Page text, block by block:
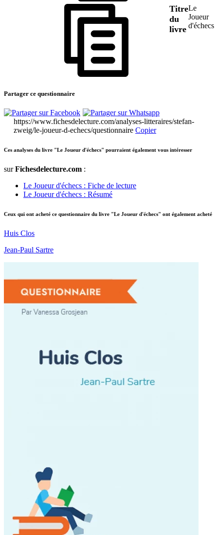
Titre
du
livre
Le
Joueur
d'échecs
Partager ce questionnaire
https://www.fichesdelecture.com/analyses-litteraires/stefan-
zweig/le-joueur-d-echecs/questionnaire Copier
Ces analyses du livre "Le Joueur d'échecs" pourraient également vous intéresser
surFichesdelecture.com :
Le Joueur d'échecs : Fiche de lecture
Le Joueur d'échecs : Résumé
Ceux qui ont acheté ce questionnaire du livre "Le Joueur d'échecs" ont également acheté
Huis Clos
Jean-Paul Sartre